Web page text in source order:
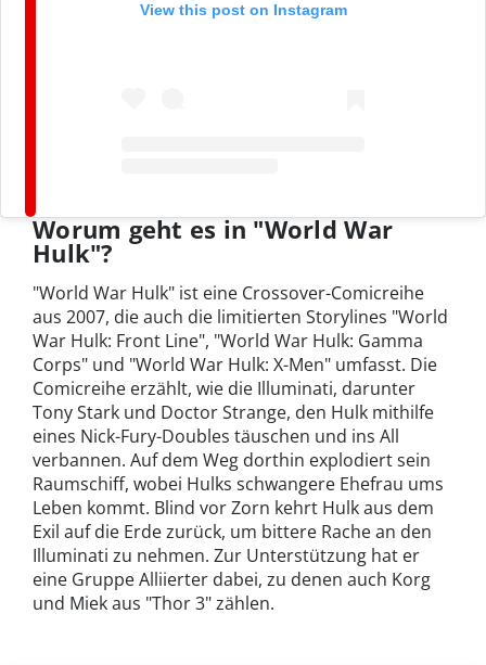
View this post on Instagram
Worum geht es in "World War
Hulk"?
"World War Hulk" ist eine Crossover-Comicreihe
aus 2007, die auch die limitierten Storylines "World
War Hulk: Front Line", "World War Hulk: Gamma
Corps" und "World War Hulk: X-Men" umfasst. Die
Comicreihe erzählt, wie die Illuminati, darunter
Tony Stark und Doctor Strange, den Hulk mithilfe
eines Nick-Fury-Doubles täuschen und ins All
verbannen. Auf dem Weg dorthin explodiert sein
Raumschiff, wobei Hulks schwangere Ehefrau ums
Leben kommt. Blind vor Zorn kehrt Hulk aus dem
Exil auf die Erde zurück, um bittere Rache an den
Illuminati zu nehmen. Zur Unterstützung hat er
eine Gruppe Alliierter dabei, zu denen auch Korg
und Miek aus "Thor 3" zählen.